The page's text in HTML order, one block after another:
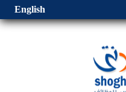
English